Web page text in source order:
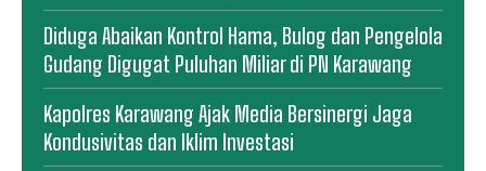
Diduga Abaikan Kontrol Hama, Bulog dan Pengelola
Gudang Digugat Puluhan Miliar di PN Karawang
Kapolres Karawang Ajak Media Bersinergi Jaga
Kondusivitas dan Iklim Investasi